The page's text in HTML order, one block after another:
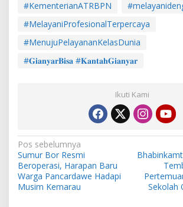
#KementerianATRBPN
#MelayaniProfesionalTerpercaya
#MenujuPelayananKelasDunia
#𝐆𝐢𝐚𝐧𝐲𝐚𝐫𝐁𝐢𝐬𝐚 #𝐊𝐚𝐧𝐭𝐚𝐡𝐆𝐢𝐚𝐧𝐲𝐚𝐫
Ikuti Kami
N
a
v
i
Pos sebelumnya
Sumur Bor Resmi
Beroperasi, Harapan Baru
Warga Pancardawe Hadapi
Musim Kemarau
Sekolah